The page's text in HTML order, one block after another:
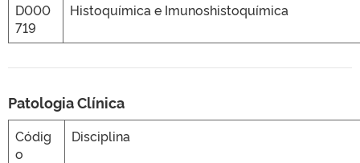
D000
719
Histoquímica e Imunoshistoquímica
Patologia Clínica
Códig
o
Disciplina